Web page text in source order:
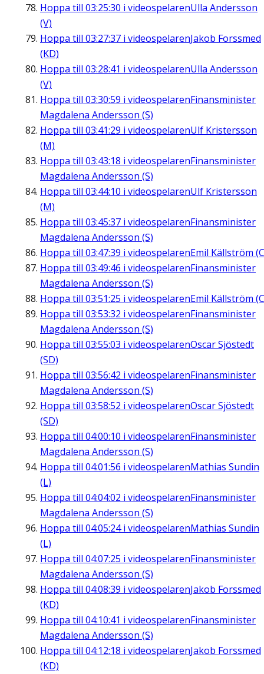
Hoppa till 03:25:30 i videospelarenUlla Andersson
(V)
Hoppa till 03:27:37 i videospelarenJakob Forssmed
(KD)
Hoppa till 03:28:41 i videospelarenUlla Andersson
(V)
Hoppa till 03:30:59 i videospelarenFinansminister
Magdalena Andersson (S)
Hoppa till 03:41:29 i videospelarenUlf Kristersson
(M)
Hoppa till 03:43:18 i videospelarenFinansminister
Magdalena Andersson (S)
Hoppa till 03:44:10 i videospelarenUlf Kristersson
(M)
Hoppa till 03:45:37 i videospelarenFinansminister
Magdalena Andersson (S)
Hoppa till 03:47:39 i videospelarenEmil Källström
Hoppa till 03:49:46 i videospelarenFinansminister
Magdalena Andersson (S)
Hoppa till 03:51:25 i videospelarenEmil Källström
Hoppa till 03:53:32 i videospelarenFinansminister
Magdalena Andersson (S)
Hoppa till 03:55:03 i videospelarenOscar Sjöstedt
(SD)
Hoppa till 03:56:42 i videospelarenFinansminister
Magdalena Andersson (S)
Hoppa till 03:58:52 i videospelarenOscar Sjöstedt
(SD)
Hoppa till 04:00:10 i videospelarenFinansminister
Magdalena Andersson (S)
Hoppa till 04:01:56 i videospelarenMathias Sundin
(L)
Hoppa till 04:04:02 i videospelarenFinansminister
Magdalena Andersson (S)
Hoppa till 04:05:24i videospelarenMathias Sundin
(L)
Hoppa till 04:07:25 i videospelarenFinansminister
Magdalena Andersson (S)
Hoppa till 04:08:39 i videospelarenJakob Forssmed
(KD)
Hoppa till 04:10:41 i videospelarenFinansminister
Magdalena Andersson (S)
Hoppa till 04:12:18 i videospelarenJakob Forssmed
(KD)